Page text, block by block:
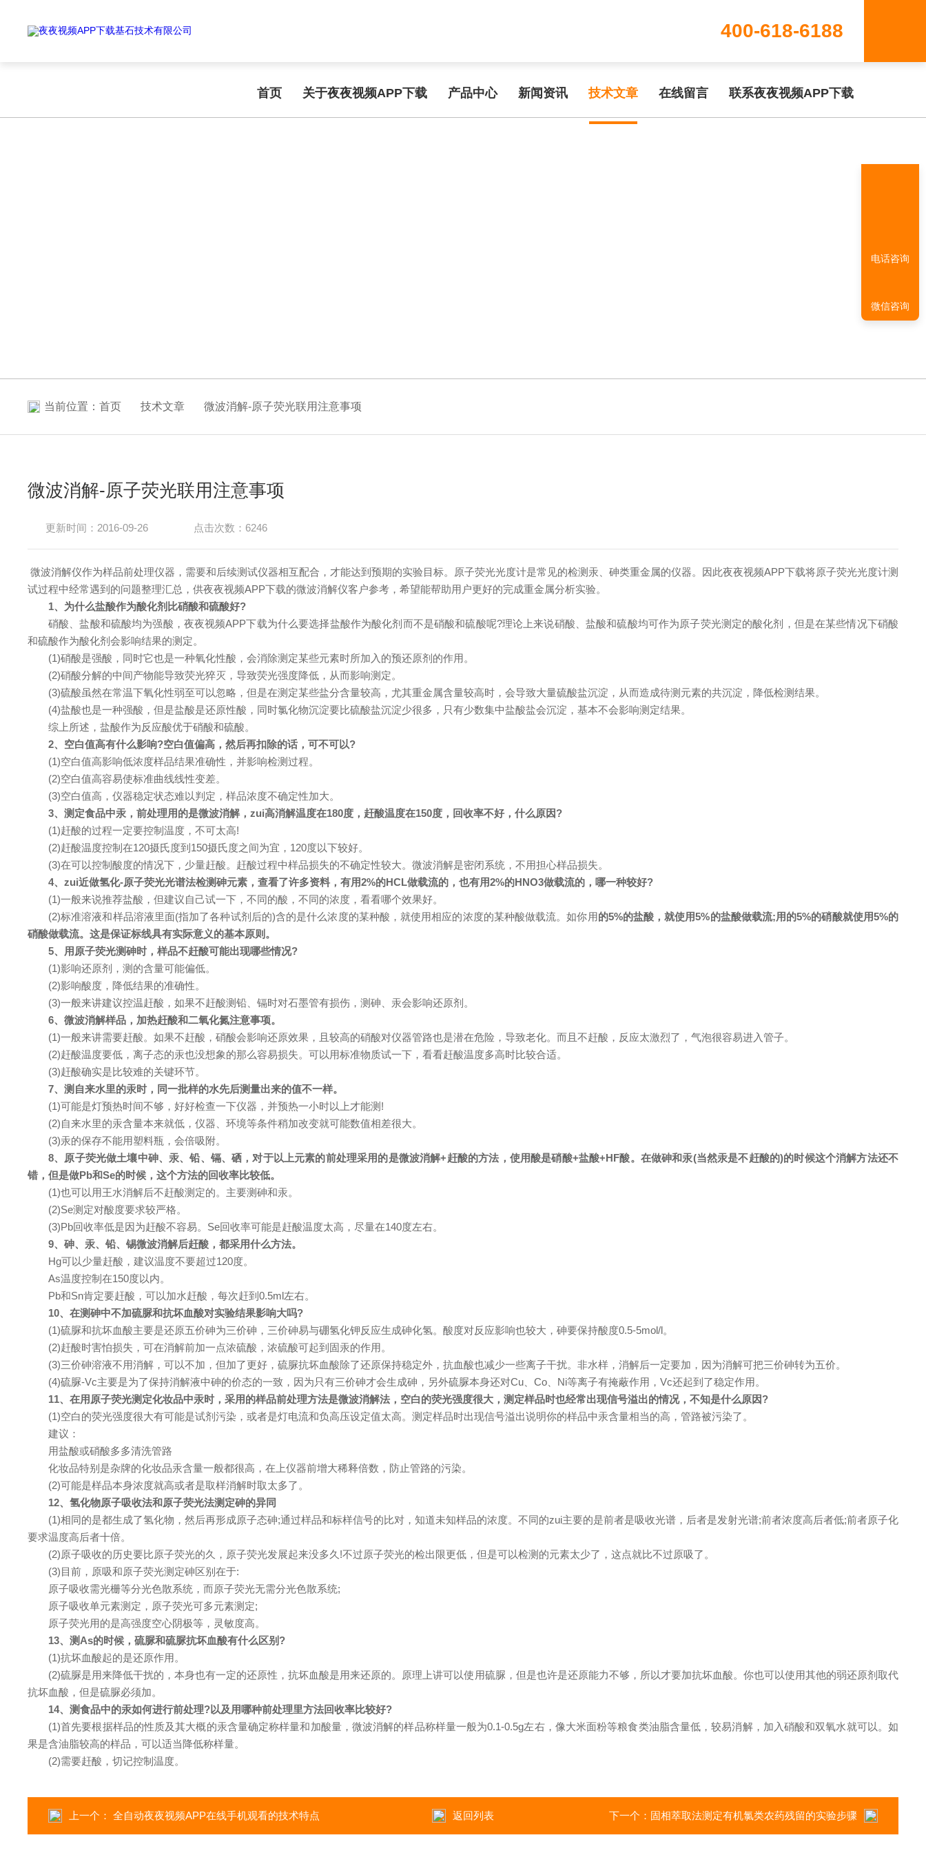
Warning: file_put_contents(./cachefile_yuan/shendoushi.net/cache/88/d53b9/e150c.html): failed to open stream: No such file or directory in /www/wwwroot/T1.COM/func.phpon line115
400-618-6188
首页 关于夜夜视频APP下载 产品中心 新闻资讯 技术文章 在线留言 联系夜夜视频APP下载
当前位置： 首页 技术文章 微波消解-原子荧光联用注意事项
微波消解-原子荧光联用注意事项
更新时间：2016-09-26 点击次数：6246
微波消解仪作为样品前处理仪器，需要和后续测试仪器相互配合，才能达到预期的实验目标。原子荧光光度计是常见的检测汞、砷类重金属的仪器。因此夜夜视频APP下载将原子荧光光度计测
试过程中经常遇到的问题整理汇总，供夜夜视频APP下载的微波消解仪客户参考，希望能帮助用户更好的完成重金属分析实验。
1、为什么盐酸作为酸化剂比硝酸和硫酸好?
硝酸、盐酸和硫酸均为强酸，夜夜视频APP下载为什么要选择盐酸作为酸化剂而不是硝酸和硫酸呢?理论上来说硝酸、盐酸和硫酸均可作为原子荧光测定的酸化剂，但是在某些情况下硝酸
和硫酸作为酸化剂会影响结果的测定。
(1)硝酸是强酸，同时它也是一种氧化性酸，会消除测定某些元素时所加入的预还原剂的作用。
(2)硝酸分解的中间产物能导致荧光猝灭，导致荧光强度降低，从而影响测定。
(3)硫酸虽然在常温下氧化性弱至可以忽略，但是在测定某些盐分含量较高，尤其重金属含量较高时，会导致大量硫酸盐沉淀，从而造成待测元素的共沉淀，降低检测结果。
(4)盐酸也是一种强酸，但是盐酸是还原性酸，同时氯化物沉淀要比硫酸盐沉淀少很多，只有少数集中盐酸盐会沉淀，基本不会影响测定结果。
综上所述，盐酸作为反应酸优于硝酸和硫酸。
2、空白值高有什么影响?空白值偏高，然后再扣除的话，可不可以?
(1)空白值高影响低浓度样品结果准确性，并影响检测过程。
(2)空白值高容易使标准曲线线性变差。
(3)空白值高，仪器稳定状态难以判定，样品浓度不确定性加大。
3、测定食品中汞，前处理用的是微波消解，zui高消解温度在180度，赶酸温度在150度，回收率不好，什么原因?
(1)赶酸的过程一定要控制温度，不可太高!
(2)赶酸温度控制在120摄氏度到150摄氏度之间为宜，120度以下较好。
(3)在可以控制酸度的情况下，少量赶酸。赶酸过程中样品损失的不确定性较大。微波消解是密闭系统，不用担心样品损失。
4、zui近做氢化-原子荧光光谱法检测砷元素，查看了许多资料，有用2%的HCL做载流的，也有用2%的HNO3做载流的，哪一种较好?
(1)一般来说推荐盐酸，但建议自己试一下，不同的酸，不同的浓度，看看哪个效果好。
(2)标准溶液和样品溶液里面(指加了各种试剂后的)含的是什么浓度的某种酸，就使用相应的浓度的某种酸做载流。如你用的5%的盐酸，就使用5%的盐酸做载流;用的5%的硝酸就使用5%的
硝酸做载流。这是保证标线具有实际意义的基本原则。
5、用原子荧光测砷时，样品不赶酸可能出现哪些情况?
(1)影响还原剂，测的含量可能偏低。
(2)影响酸度，降低结果的准确性。
(3)一般来讲建议控温赶酸，如果不赶酸测铅、镉时对石墨管有损伤，测砷、汞会影响还原剂。
6、微波消解样品，加热赶酸和二氧化氮注意事项。
(1)一般来讲需要赶酸。如果不赶酸，硝酸会影响还原效果，且较高的硝酸对仪器管路也是潜在危险，导致老化。而且不赶酸，反应太激烈了，气泡很容易进入管子。
(2)赶酸温度要低，离子态的汞也没想象的那么容易损失。可以用标准物质试一下，看看赶酸温度多高时比较合适。
(3)赶酸确实是比较难的关键环节。
7、测自来水里的汞时，同一批样的水先后测量出来的值不一样。
(1)可能是灯预热时间不够，好好检查一下仪器，并预热一小时以上才能测!
(2)自来水里的汞含量本来就低，仪器、环境等条件稍加改变就可能数值相差很大。
(3)汞的保存不能用塑料瓶，会倍吸附。
8、原子荧光做土壤中砷、汞、铅、镉、硒，对于以上元素的前处理采用的是微波消解+赶酸的方法，使用酸是硝酸+盐酸+HF酸。在做砷和汞(当然汞是不赶酸的)的时候这个消解方法还不
错，但是做Pb和Se的时候，这个方法的回收率比较低。
(1)也可以用王水消解后不赶酸测定的。主要测砷和汞。
(2)Se测定对酸度要求较严格。
(3)Pb回收率低是因为赶酸不容易。Se回收率可能是赶酸温度太高，尽量在140度左右。
9、砷、汞、铅、锡微波消解后赶酸，都采用什么方法。
Hg可以少量赶酸，建议温度不要超过120度。
As温度控制在150度以内。
Pb和Sn肯定要赶酸，可以加水赶酸，每次赶到0.5ml左右。
10、在测砷中不加硫脲和抗坏血酸对实验结果影响大吗?
(1)硫脲和抗坏血酸主要是还原五价砷为三价砷，三价砷易与硼氢化钾反应生成砷化氢。酸度对反应影响也较大，砷要保持酸度0.5-5mol/l。
(2)赶酸时害怕损失，可在消解前加一点浓硫酸，浓硫酸可起到固汞的作用。
(3)三价砷溶液不用消解，可以不加，但加了更好，硫脲抗坏血酸除了还原保持稳定外，抗血酸也减少一些离子干扰。非水样，消解后一定要加，因为消解可把三价砷转为五价。
(4)硫脲-Vc主要是为了保持消解液中砷的价态的一致，因为只有三价砷才会生成砷，另外硫脲本身还对Cu、Co、Ni等离子有掩蔽作用，Vc还起到了稳定作用。
11、在用原子荧光测定化妆品中汞时，采用的样品前处理方法是微波消解法，空白的荧光强度很大，测定样品时也经常出现信号溢出的情况，不知是什么原因?
(1)空白的荧光强度很大有可能是试剂污染，或者是灯电流和负高压设定值太高。测定样品时出现信号溢出说明你的样品中汞含量相当的高，管路被污染了。
建议：
用盐酸或硝酸多多清洗管路
化妆品特别是杂牌的化妆品汞含量一般都很高，在上仪器前增大稀释倍数，防止管路的污染。
(2)可能是样品本身浓度就高或者是取样消解时取太多了。
12、氢化物原子吸收法和原子荧光法测定砷的异同
(1)相同的是都生成了氢化物，然后再形成原子态砷;通过样品和标样信号的比对，知道未知样品的浓度。不同的zui主要的是前者是吸收光谱，后者是发射光谱;前者浓度高后者低;前者原子化
要求温度高后者十倍。
(2)原子吸收的历史要比原子荧光的久，原子荧光发展起来没多久!不过原子荧光的检出限更低，但是可以检测的元素太少了，这点就比不过原吸了。
(3)目前，原吸和原子荧光测定砷区别在于:
原子吸收需光栅等分光色散系统，而原子荧光无需分光色散系统;
原子吸收单元素测定，原子荧光可多元素测定;
原子荧光用的是高强度空心阴极等，灵敏度高。
13、测As的时候，硫脲和硫脲抗坏血酸有什么区别?
(1)抗坏血酸起的是还原作用。
(2)硫脲是用来降低干扰的，本身也有一定的还原性，抗坏血酸是用来还原的。原理上讲可以使用硫脲，但是也许是还原能力不够，所以才要加抗坏血酸。你也可以使用其他的弱还原剂取代
抗坏血酸，但是硫脲必须加。
14、测食品中的汞如何进行前处理?以及用哪种前处理里方法回收率比较好?
(1)首先要根据样品的性质及其大概的汞含量确定称样量和加酸量，微波消解的样品称样量一般为0.1-0.5g左右，像大米面粉等粮食类油脂含量低，较易消解，加入硝酸和双氧水就可以。如
果是含油脂较高的样品，可以适当降低称样量。
(2)需要赶酸，切记控制温度。
上一个： 全自动夜夜视频APP在线手机观看的技术特点 返回列表 下一个： 固相萃取法测定有机氯类农药残留的实验步骤
电话咨询
微信咨询